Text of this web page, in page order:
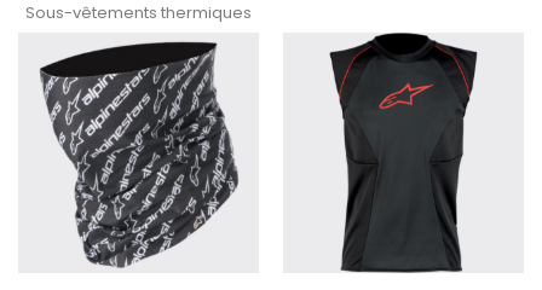
Sous-vêtements thermiques